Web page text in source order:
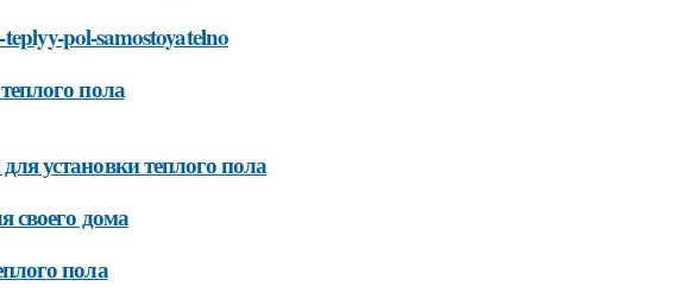
pol-samostoyatelno
пола
установки теплого пола
своего дома
пола